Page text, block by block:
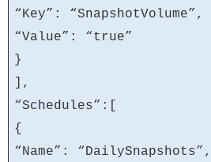
“Key”: “SnapshotVolume”,
“Value”: “true”
}
],
“Schedules”:[
{
“Name”: “DailySnapshots”,